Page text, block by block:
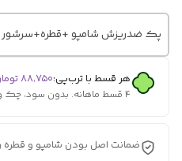
پک ضدریزش شامپو +قطره+سرشور
هر قسط با ترب‌پی:۸۸٬۷۵۰
۴ قسط ماهانه. بدون سود، چک و ضامن.
ضمانت اصل بودن شامپو و